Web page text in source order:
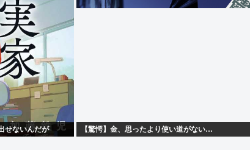
せないんだが 【驚愕】金、思ったより使い道がない…